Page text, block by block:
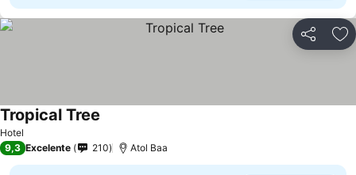
Partilhar
Hotel
Tropical Tree
9,3 Excelente 210 Atol Baa